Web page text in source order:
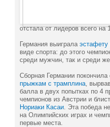
отстала от лидеров всего на
Германия выиграла эстафету
виде спорта: до этого
среди мужчин, так и среди
Cборная Германии
прыжкам с трамплина ,
балла в двух попытках по 4
чемпионов из Австрии и
Нориаки Касаи . Эта победа
на Олимпийских играх и
первые места.